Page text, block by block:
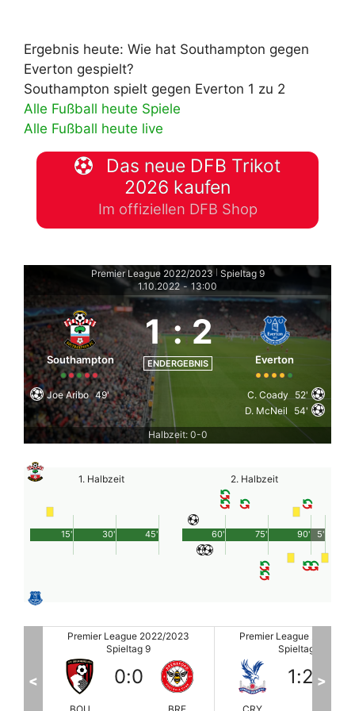
Ergebnis heute: Wie hat Southampton gegen
Everton gespielt?
Southampton spielt gegen Everton 1 zu 2
Alle Fußball heute Spiele
Alle Fußball heute live
Das neue DFB Trikot
2026 kaufen
Im offiziellen DFB Shop
Premier League 2022/2023
Spieltag 9
1.10.2022 - 13:00
Southampton
1 : 2
ENDERGEBNIS Everton
Joe Aribo 49' C. Coady
52'
D. McNeil
54'
Halbzeit: 0-0
1. Halbzeit
45'
15' 30'
2. Halbzeit
90'
60' 75' 5'
Premier League 2022/2023
Spieltag 9
1:2
Premier League 2022/
Spieltag 9
1:4
< >